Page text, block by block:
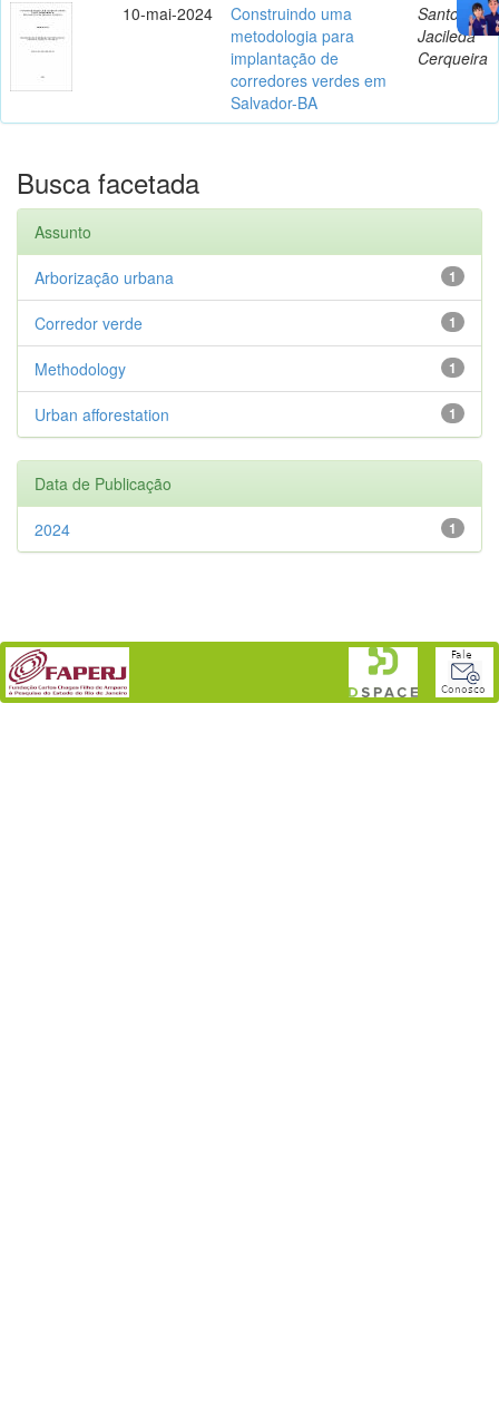
10-mai-2024
Construindo uma
metodologia para
implantação de
corredores verdes em
Salvador-BA
Santos,
Jacileda
Cerqueira
Busca facetada
Assunto
1
Arborização urbana
1
Corredor verde
1
Methodology
1
Urban afforestation
Data de Publicação
1
2024